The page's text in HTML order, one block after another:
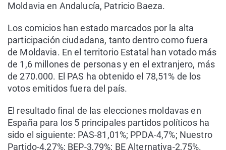
Moldavia en Andalucía, Patricio Baeza.
Los comicios han estado marcados por la alta
participación ciudadana, tanto dentro como fuera
de Moldavia. En el territorio Estatal han votado más
de 1,6 millones de personas y en el extranjero, más
de 270.000. El PAS ha obtenido el 78,51% de los
votos emitidos fuera del país.
El resultado final de las elecciones moldavas en
España para los 5 principales partidos políticos ha
sido el siguiente: PAS-81,01%; PPDA-4,7%; Nuestro
Partido-4,27%; BEP-3,79%; BE Alternativa-2,75%.